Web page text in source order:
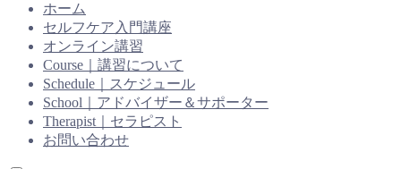
ホーム
セルフケア入門講座
オンライン講習
Course｜講習について
Schedule｜スケジュール
School｜アドバイザー＆サポーター
Therapist｜セラピスト
お問い合わせ